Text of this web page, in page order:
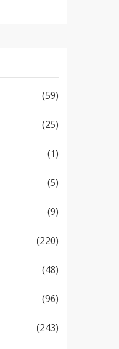
(59)
(25)
(1)
(5)
(9)
(220)
(48)
(96)
(243)